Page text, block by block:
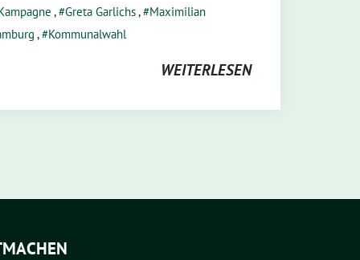
, Greta Garlichs,
Maximilian
, Kommunalwahl
WEITERLESEN